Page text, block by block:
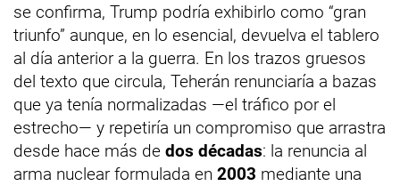
se confirma, Trump podría exhibirlo como “gran
triunfo” aunque, en lo esencial, devuelva el tablero
al día anterior a la guerra. En los trazos gruesos
del texto que circula, Teherán renunciaría a bazas
que ya tenía normalizadas —el tráfico por el
estrecho— y repetiría un compromiso que arrastra
desde hace más de dos décadas: la renuncia al
arma nuclear formulada en 2003 mediante una